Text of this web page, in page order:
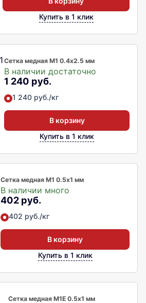
Купить в 1 клик
Сетка медная М1 0.4х2.5 мм
В наличии достаточно
1 240 руб.
1 240 руб./кг
В корзину
Купить в 1 клик
Сетка медная М1 0.5х1 мм
В наличии много
402 руб.
402 руб./кг
В корзину
Купить в 1 клик
Сетка медная М1Е 0.5х1 мм